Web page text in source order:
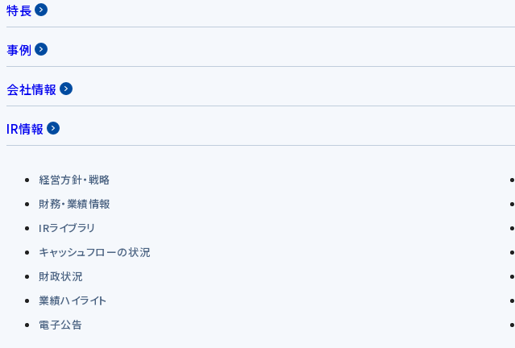
特長
事例
会社情報
IR情報
経営方針・戦略
財務・業績情報
IRライブラリ
キャッシュフローの状況
財政状況
業績ハイライト
電子公告